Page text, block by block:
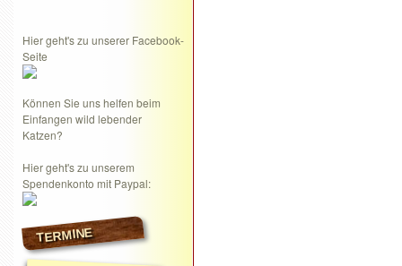
Hier geht's zu unserer Facebook-
Seite
Können Sie uns helfen beim
Einfangen wild lebender
Katzen?
Hier geht's zu unserem
Spendenkonto mit Paypal:
TERMINE